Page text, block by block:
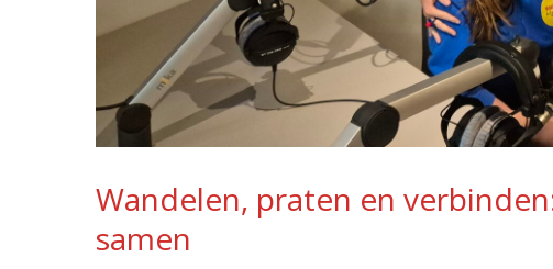
Wandelen, praten en
samen